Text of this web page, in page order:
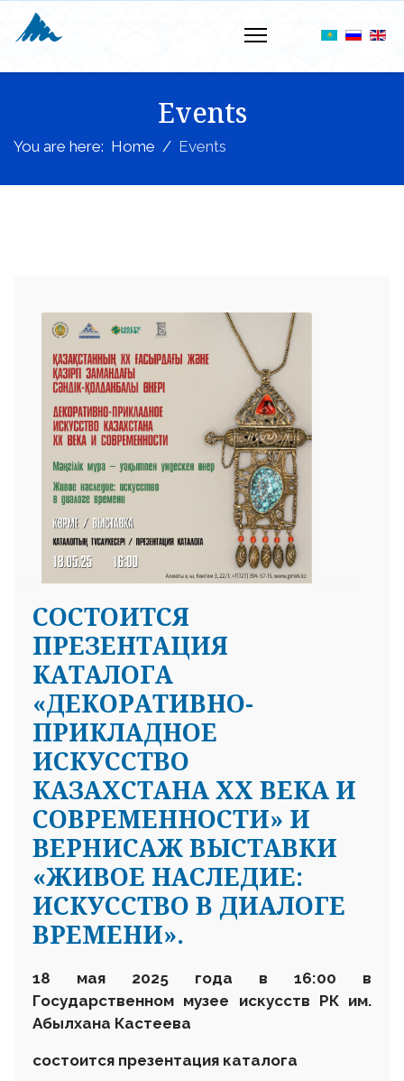
Events
You are here: Home Events
СОСТОИТСЯ
ПРЕЗЕНТАЦИЯ
КАТАЛОГА
«ДЕКОРАТИВНО-
ПРИКЛАДНОЕ
ИСКУССТВО
КАЗАХСТАНА ХХ ВЕКА И
СОВРЕМЕННОСТИ» И
ВЕРНИСАЖ ВЫСТАВКИ
«ЖИВОЕ НАСЛЕДИЕ:
ИСКУССТВО В ДИАЛОГЕ
ВРЕМЕНИ».
18 мая 2025 года в 16:00 в
Государственном музее искусств РК им.
Абылхана Кастеева
состоится презентация каталога